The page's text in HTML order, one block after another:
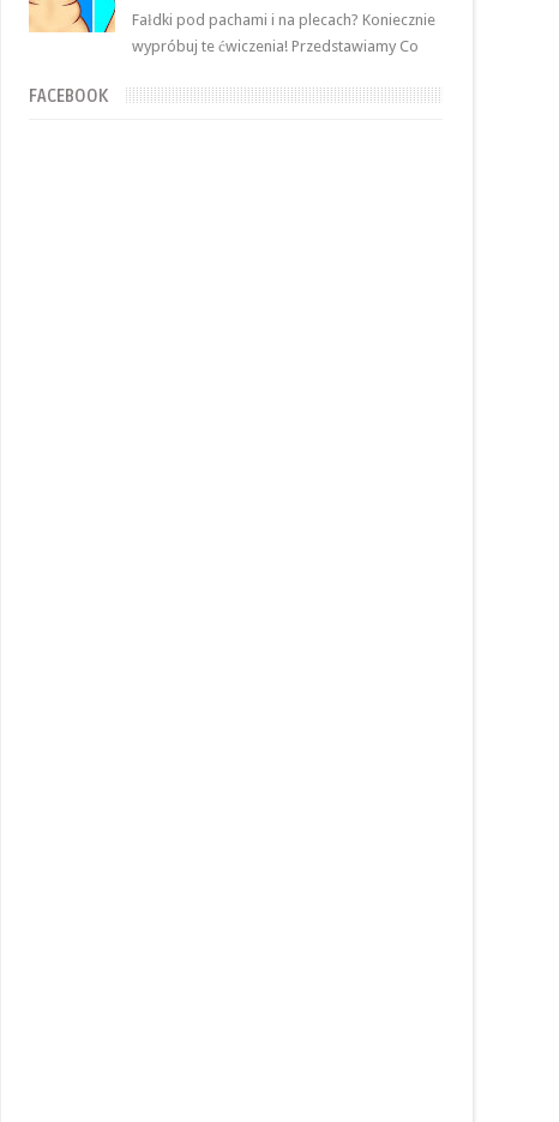
Fałdki pod pachami i na plecach? Koniecznie
wypróbuj te ćwiczenia! Przedstawiamy Co
w domu ...
FACEBOOK